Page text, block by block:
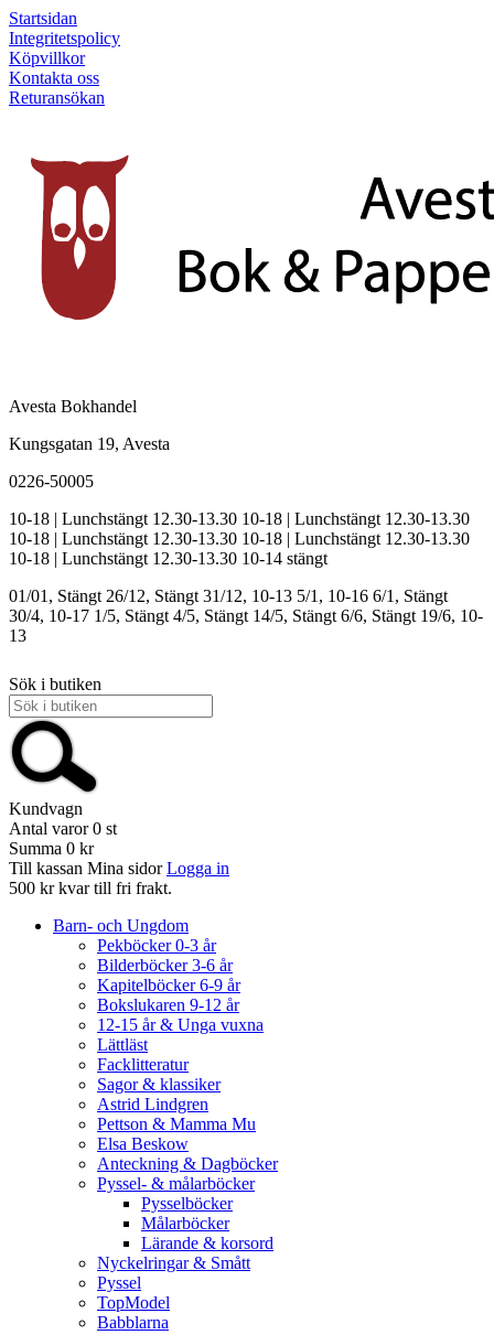
Startsidan
Integritetspolicy
Köpvillkor
Kontakta oss
Returansökan
Avesta Bokhandel
Kungsgatan 19, Avesta
0226-50005
10-18 | Lunchstängt 12.30-13.30 10-18 | Lunchstängt 12.30-13.30
10-18 | Lunchstängt 12.30-13.30 10-18 | Lunchstängt 12.30-13.30
10-18 | Lunchstängt 12.30-13.30 10-14 stängt
01/01, Stängt 26/12, Stängt 31/12, 10-13 5/1, 10-16 6/1, Stängt
30/4, 10-17 1/5, Stängt 4/5, Stängt 14/5, Stängt 6/6, Stängt 19/6, 10-
13
Sök i butiken
Kundvagn
Antal varor 0 st
Summa 0 kr
Till kassan Mina sidor Logga in
500 kr kvar till fri frakt.
Barn- och Ungdom
Pekböcker 0-3 år
Bilderböcker 3-6 år
Kapitelböcker 6-9 år
Bokslukaren 9-12 år
12-15 år & Unga vuxna
Lättläst
Facklitteratur
Sagor & klassiker
Astrid Lindgren
Pettson & Mamma Mu
Elsa Beskow
Anteckning & Dagböcker
Pyssel- & målarböcker
Pysselböcker
Målarböcker
Lärande & korsord
Nyckelringar & Smått
Pyssel
TopModel
Babblarna